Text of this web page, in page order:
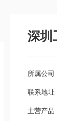
深圳
所属公司
联系地址
主营产品